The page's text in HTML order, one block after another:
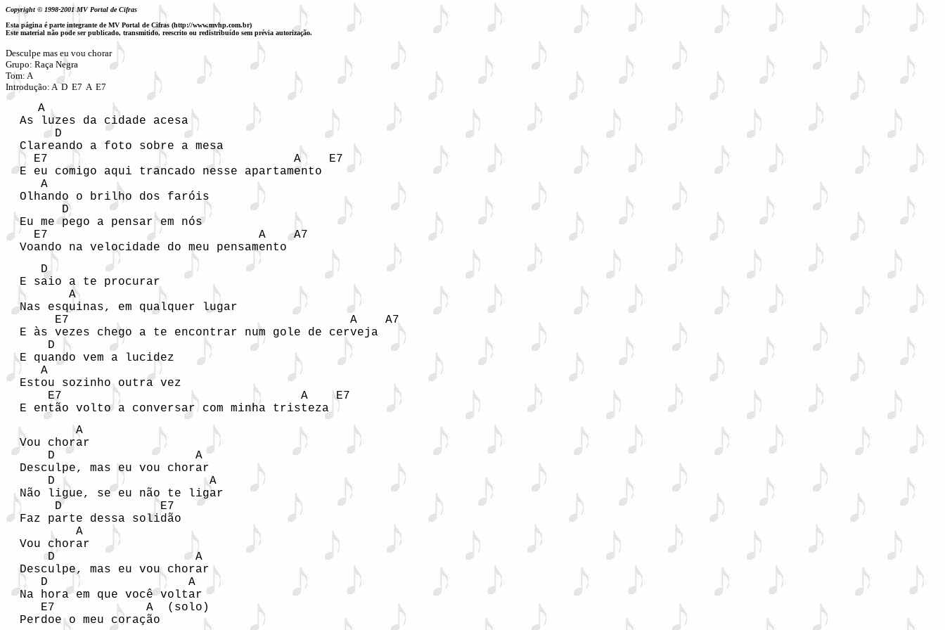
Copyright © 1998-2001 MV Portal de Cifras
Esta página é parte integrante de MV Portal de Cifras (http://www.mvhp.com.br)
Este material não pode ser publicado, transmitido, reescrito ou redistribuído sem prévia autorização.
Desculpe mas eu vou chorar
Grupo: Raça Negra
Tom: A
   A
  As luzes da cidade acesa
       D
  Clareando a foto sobre a mesa
    E7                                   A    E7
  E eu comigo aqui trancado nesse apartamento
     A
  Olhando o brilho dos faróis
        D
  Eu me pego a pensar em nós
    E7                              A    A7
  Voando na velocidade do meu pensamento
     D
  E saio a te procurar
         A
  Nas esquinas, em qualquer lugar
       E7                                        A    A7
  E às vezes chego a te encontrar num gole de cerveja
      D
  E quando vem a lucidez
     A
  Estou sozinho outra vez
      E7                                  A    E7
  E então volto a conversar com minha tristeza
          A
  Vou chorar
      D                    A
  Desculpe, mas eu vou chorar
      D                      A
  Não ligue, se eu não te ligar
       D              E7
  Faz parte dessa solidão
          A
  Vou chorar
      D                    A
  Desculpe, mas eu vou chorar
     D                    A
  Na hora em que você voltar
     E7             A  (solo)
  Perdoe o meu coração